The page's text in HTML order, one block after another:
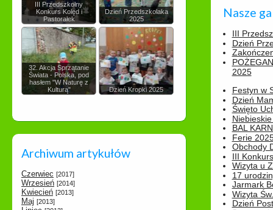
III Przedszkolny
Konkurs Kolęd i
Pastorałek
Dzień Przedszkolaka
2025
32. Akcja Sprzątanie
Świata - Polska, pod
hasłem "W Naturę z
Kulturą"
Dzień Kropki 2025
Archiwum artykułów
Czerwiec [2017]
Wrzesień [2014]
Kwiecień [2013]
Maj [2013]
Nasze
III
Dzień
2025
Festyn w
Dzień
Święto
BAL
Ferie
Obchody
III
Wizyta u
17
Jarmark
Wizyta
Dzień